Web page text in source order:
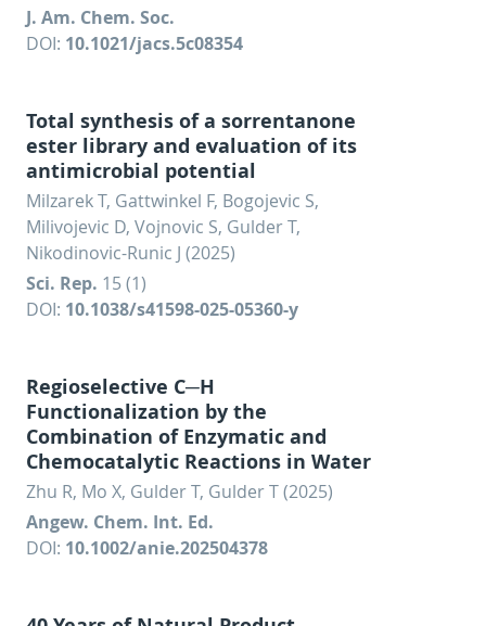
J. Am. Chem. Soc.
DOI: 10.1021/jacs.5c08354
Total synthesis of a sorrentanone
ester library and evaluation of its
antimicrobial potential
Milzarek T, Gattwinkel F, Bogojevic S,
Milivojevic D, Vojnovic S, Gulder T,
Nikodinovic-Runic J (2025)
Sci. Rep. 15 (1)
DOI: 10.1038/s41598-025-05360-y
Regioselective C─H
Functionalization by the
Combination of Enzymatic and
Chemocatalytic Reactions in Water
Zhu R, Mo X, Gulder T, Gulder T (2025)
Angew. Chem. Int. Ed.
DOI: 10.1002/anie.202504378